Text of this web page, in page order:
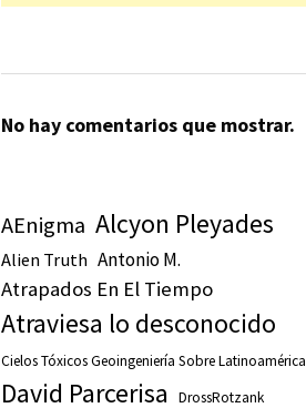
No hay comentarios que mostrar.
AEnigma Alcyon Pleyades
Alien Truth Antonio M.
Atrapados En El Tiempo
Atraviesa lo desconocido
Cielos Tóxicos Geoingeniería Sobre Latinoamérica
David Parcerisa DrossRotzank